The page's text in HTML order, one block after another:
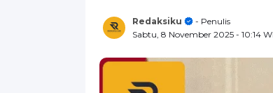
Redaksiku
- Penulis
Sabtu, 8 November 2025 - 10:14